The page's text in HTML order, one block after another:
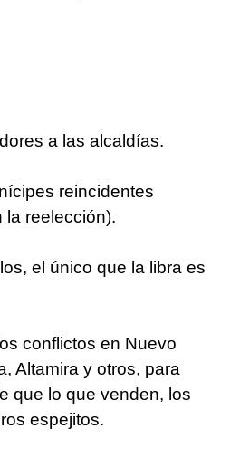
a las alcaldías.
reincidentes
la reelección).
el único que la libra es
conflictos en Nuevo
Altamira y otros, para
que lo que venden, los
espejitos.